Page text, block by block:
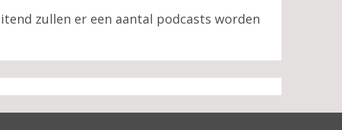
zullen er een aantal podcasts worden